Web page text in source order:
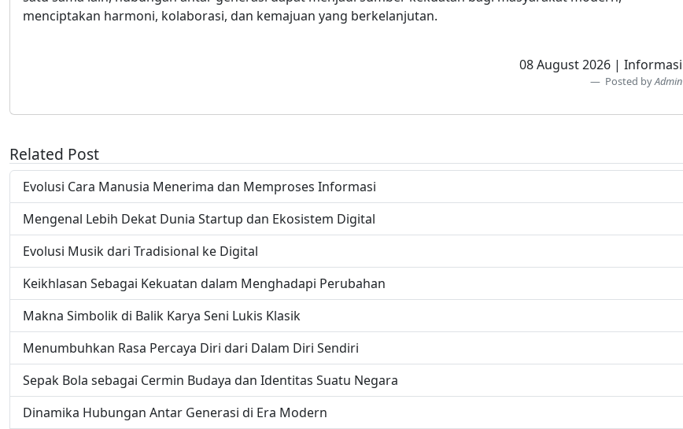
menciptakan harmoni, kolaborasi, dan kemajuan yang berkelanjutan.
08 August 2026 | Informasi
Posted byAdmin
Related Post
Evolusi Cara Manusia Menerima dan Memproses Informasi
Mengenal Lebih Dekat Dunia Startup dan Ekosistem Digital
Evolusi Musik dari Tradisional ke Digital
Keikhlasan Sebagai Kekuatan dalam Menghadapi Perubahan
Makna Simbolik di Balik Karya Seni Lukis Klasik
Menumbuhkan Rasa Percaya Diri dari Dalam Diri Sendiri
Sepak Bola sebagai Cermin Budaya dan Identitas Suatu Negara
Dinamika Hubungan Antar Generasi di Era Modern